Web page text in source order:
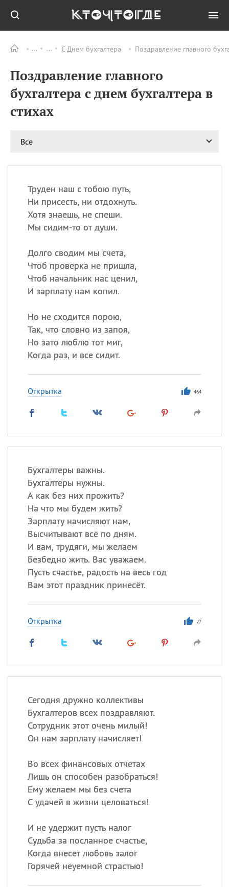
С Днем бухгалтера Поздравление главного
Поздравление главного
бухгалтера с днем бухгалтера в
стихах
Все
Труден наш с тобою путь,
Ни присесть, ни отдохнуть.
Хотя знаешь, не спеши.
Мы сидим-то от души.
Долго сводим мы счета,
Чтоб проверка не пришла,
Чтоб начальник нас ценил,
И зарплату нам копил.
Но не сходится порою,
Так, что словно из запоя,
Но зато люблю тот миг,
Когда раз, и все сидит.
Открытка 464
Бухгалтеры важны.
Бухгалтеры нужны.
А как без них прожить?
На что мы будем жить?
Зарплату начисляют нам,
Высчитывают всё по дням.
И вам, трудяги, мы желаем
Безбедно жить. Вас уважаем.
Пусть счастье, радость на весь год
Вам этот праздник принесёт.
Открытка 27
Сегодня дружно коллективы
Бухгалтеров всех поздравляют.
Сотрудник этот очень милый!
Он нам зарплату начисляет!
Во всех финансовых отчетах
Лишь он способен разобраться!
Ему желаем мы без счета
С удачей в жизни целоваться!
И не удержит пусть налог
Судьба за посланное счастье,
Когда внесет любовь залог
Горячей неуемной страстью!
ПРАЗДНИКИ Все
09.08 День памяти жертв
бомбардировки
09.08
ИМЕНА
Сергей